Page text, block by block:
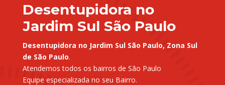
Desentupidora no
Jardim Sul São Paulo
Desentupidora no Jardim Sul São Paulo, Zona Sul
de São Paulo.
Atendemos todos os bairros de São Paulo
Equipe especializada no seu Bairro.